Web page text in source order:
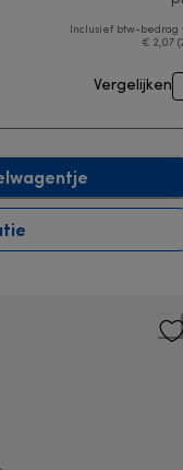
Inclusief btw-bedrag
€ 2,07
Vergelijken